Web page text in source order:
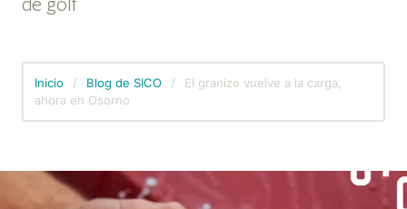
de golf
Inicio / Blog de SICO /
El granizo vuelve a la carga,
ahora en Osorno